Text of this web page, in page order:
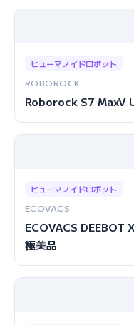
ヒューマノイドロボット
ROBOROCK
Roborock S7 MaxV
ヒューマノイドロボット
ECOVACS
ECOVACS DEEBOT
極美品